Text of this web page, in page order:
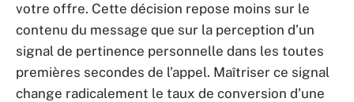
votre offre. Cette décision repose moins sur le
contenu du message que sur la perception d’un
signal de pertinence personnelle dans les toutes
premières secondes de l’appel. Maîtriser ce signal
change radicalement le taux de conversion d’une